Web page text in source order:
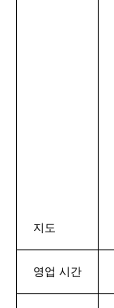
지도
영업 시간